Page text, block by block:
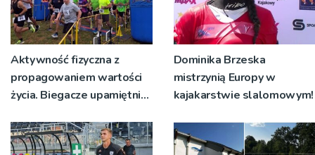
Aktywność fizyczna z
propagowaniem wartości
życia. Biegacze upamiętnili
Dominika Brzeska
mistrzynią Europy w
kajakarstwie slalomowym!